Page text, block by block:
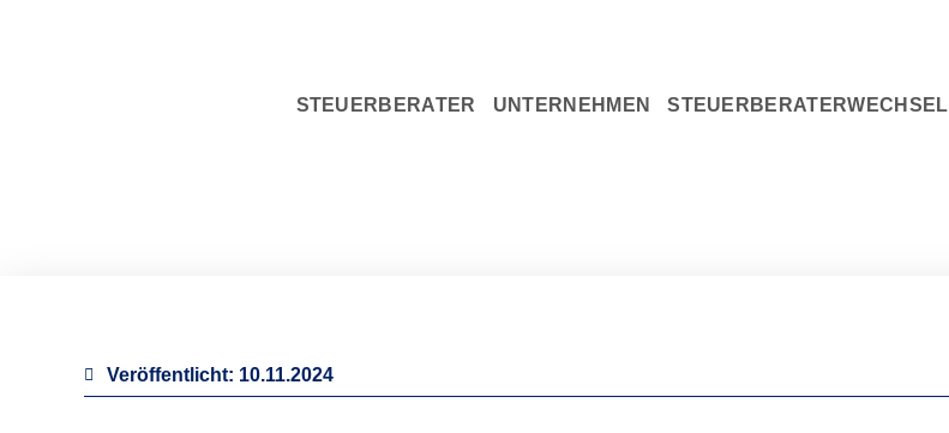
STEUERBERATER UNTERNEHMEN STEUERBERATERWECHSEL
Veröffentlicht: 10.11.2024